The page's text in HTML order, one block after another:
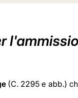
(C. 2295 e abb.)